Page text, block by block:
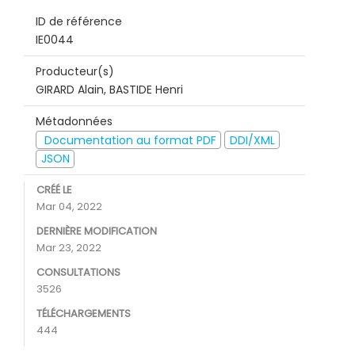
ID de référence
IE0044
Producteur(s)
GIRARD Alain, BASTIDE Henri
Métadonnées
Documentation au format PDF
DDI/XML
JSON
CRÉÉ LE
Mar 04, 2022
DERNIÈRE MODIFICATION
Mar 23, 2022
CONSULTATIONS
3526
TÉLÉCHARGEMENTS
444